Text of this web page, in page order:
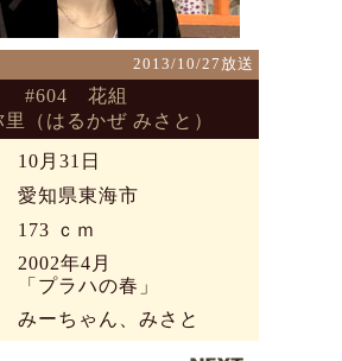
2013/10/27放送
#604 花組
（はるかぜ みさと）
10月31日
愛知県東海市
173 ｃｍ
2002年4月
「プラハの春」
みーちゃん、みさと